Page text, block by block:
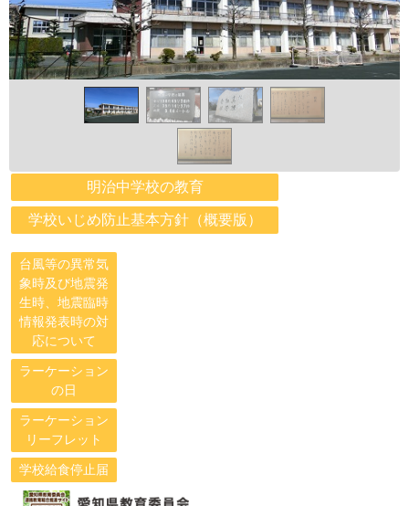
明治中学校の教育
学校いじめ防止基本方針（概要版）
台風等の異常気
象時及び地震発
生時、地震臨時
情報発表時の対
応について
ラーケーション
の日
ラーケーション
リーフレット
学校給食停止届